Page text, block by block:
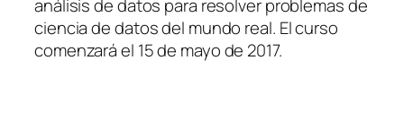
análisis de datos para resolver problemas de
ciencia de datos del mundo real. El curso
comenzará el 15 de mayo de 2017.